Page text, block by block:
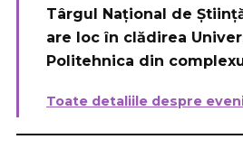
Târgul Național de
are loc în clădirea
Politehnica din
Toate detaliile despre